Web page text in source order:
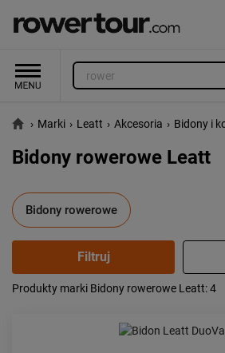
› Marki › Leatt › Akcesoria › Bidony i
Bidony rowerowe Leatt
Bidony rowerowe
Popularność:
Produkty marki Bidony rowerowe Leatt: 4